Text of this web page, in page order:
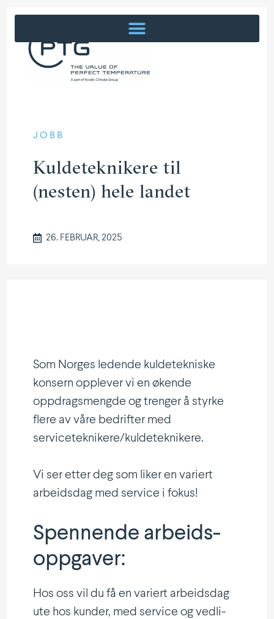
JOBB
Kulde­tek­nikere til
(nesten) hele landet
26. FEBRUAR, 2025
Som Norges ledende kulde­tek­niske
konsern opplever vi en økende
oppdrags­mengde og trenger å styrke
flere av våre bedrifter med
serviceteknikere/kuldeteknikere.
Vi ser etter deg som liker en variert
arbeidsdag med service i fokus!
Spennende arbeids­
opp­gaver:
Hos oss vil du få en variert arbeidsdag
ute hos kunder, med service og vedli­